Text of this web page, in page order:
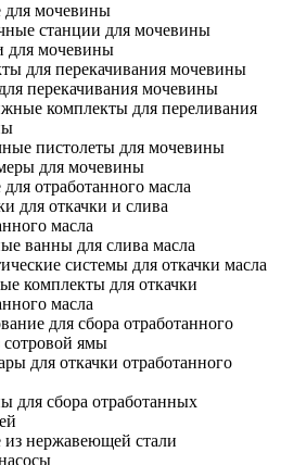
для мочевины
станции для мочевины
для мочевины
для перекачивания мочевины
перекачивания мочевины
комплекты для переливания
пистолеты для мочевины
для мочевины
отработанного масла
для откачки и слива
масла
ванны для слива масла
системы для откачки масла
комплекты для откачки
масла
для сбора отработанного
сотровой ямы
для откачки отработанного
для сбора отработанных
из нержавеющей стали